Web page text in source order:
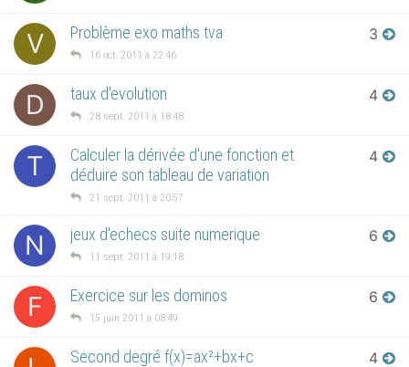
V Problème exo maths tva
16 oct. 2011 à 22:46
3
D taux d'evolution
28 sept. 2011 à 18:48
4
T
Calculer la dérivée d'une fonction et
déduire son tableau de variation
21 sept. 2011 à 20:57
4
N jeux d'echecs suite numerique
11 sept. 2011 à 19:18
6
F Exercice sur les dominos
15 juin 2011 à 08:49
6
Second degré f(x)=ax²+bx+c 4